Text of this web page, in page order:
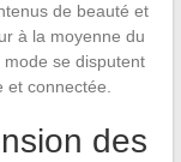
de beauté et
à la moyenne du
se disputent
connectée.
des